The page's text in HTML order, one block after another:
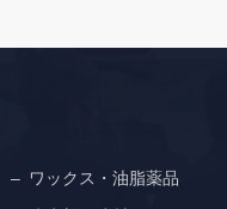
ワックス・油脂薬品